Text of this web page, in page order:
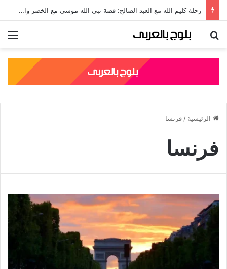
رحلة كليم الله مع العبد الصالح: قصة نبي الله موسى مع الخضر والدروس المستفادة منها
بحث عن
الرئيسية / فرنسا
فرنسا